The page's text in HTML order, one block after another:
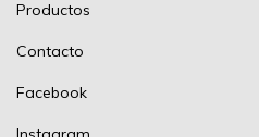
Productos
Contacto
Facebook